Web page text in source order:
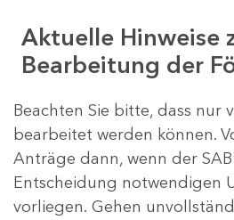
Aktuelle Hinweise
Bearbeitung der
Beachten Sie bitte, dass nur
bearbeitet werden können.
Anträge dann, wenn der
Entscheidung notwendigen
vorliegen. Gehen